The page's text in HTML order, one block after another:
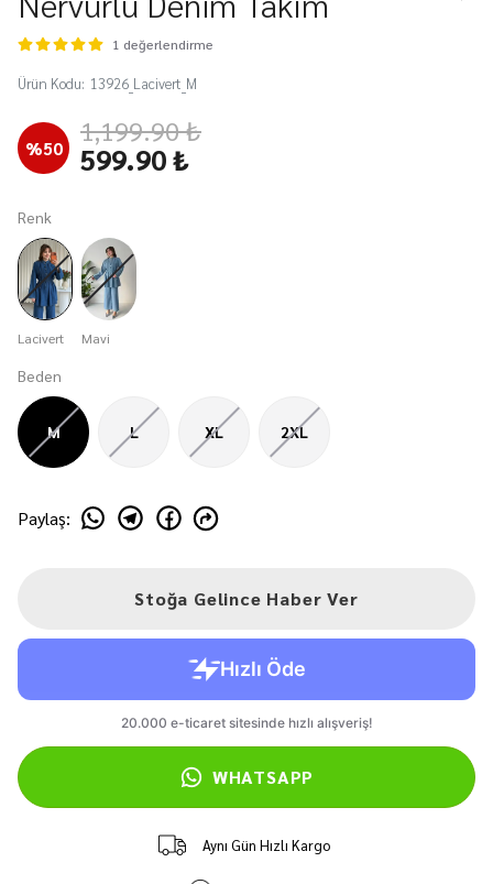
1 değerlendirme
Ürün Kodu: 13926_Lacivert_M
%50 1,199.90 ₺
599.90 ₺
Renk
Lacivert Mavi
Beden
M L XL 2XL
Paylaş:
Stoğa Gelince Haber Ver
WHATSAPP
Aynı Gün Hızlı Kargo